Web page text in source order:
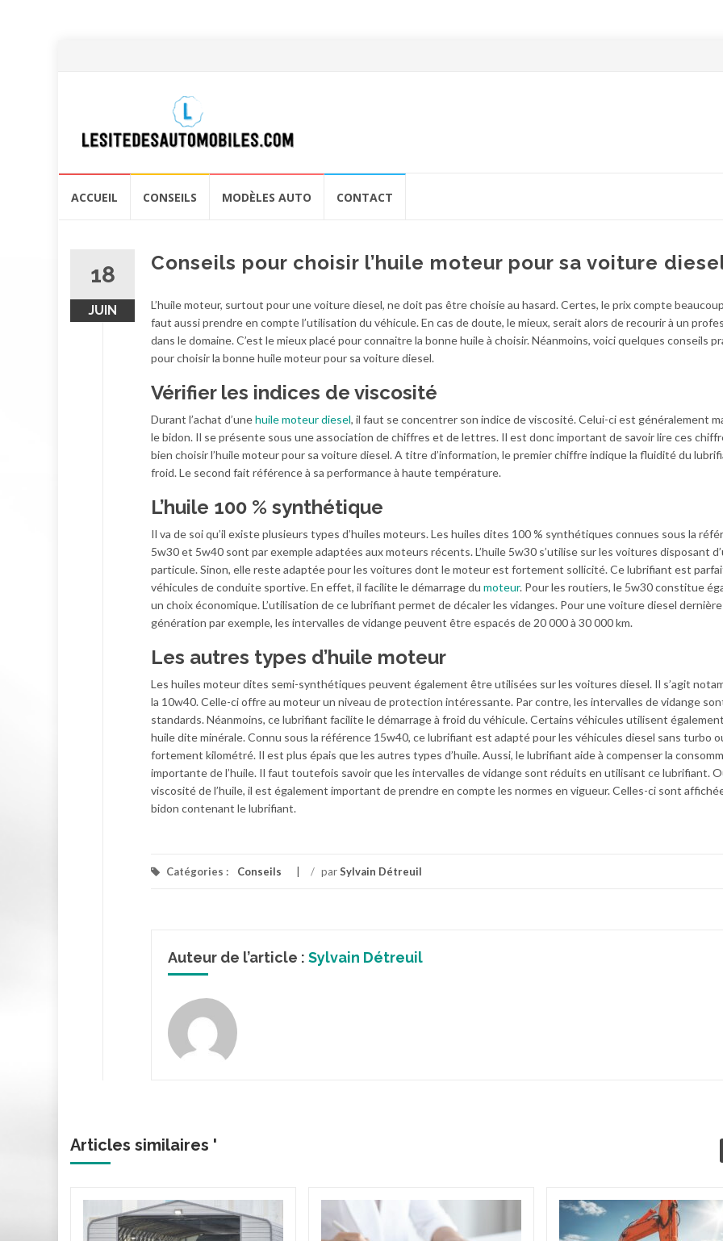
ACCUEIL CONSEILS MODÈLES AUTO CONTACT
18
JUIN
Conseils pour choisir l’huile moteur pour sa voiture
L’huile moteur, surtout pour une voiture diesel, ne doit pas être choisie au hasard. Certes, le prix compte
faut aussi prendre en compte l’utilisation du véhicule. En cas de doute, le mieux, serait alors de recourir à un
dans le domaine. C’est le mieux placé pour connaitre la bonne huile à choisir. Néanmoins, voici quelques conseils
pour choisir la bonne huile moteur pour sa voiture diesel.
Vérifier les indices de viscosité
Durant l’achat d’unehuile moteur diesel, il faut se concentrer son indice de viscosité. Celui-ci est généralement
le bidon. Il se présente sous une association de chiffres et de lettres. Il est donc important de savoir lire ces
bien choisir l’huile moteur pour sa voiture diesel. A titre d’information, le premier chiffre indique la fluidité du
froid. Le second fait référence à sa performance à haute température.
L’huile 100 % synthétique
Il va de soi qu’il existe plusieurs types d’huiles moteurs. Les huiles dites 100 % synthétiques connues sous la
5w30 et 5w40 sont par exemple adaptées aux moteurs récents. L’huile 5w30 s’utilise sur les voitures disposant
particule. Sinon, elle reste adaptée pour les voitures dont le moteur est fortement sollicité. Ce lubrifiant est
véhicules de conduite sportive. En effet, il facilite le démarrage du moteur. Pour les routiers, le 5w30 constitue
un choix économique. L’utilisation de ce lubrifiant permet de décaler les vidanges. Pour une voiture diesel dernière
génération par exemple, les intervalles de vidange peuvent être espacés de 20 000 à 30 000 km.
Les autres types d’huile moteur
Les huiles moteur dites semi-synthétiques peuvent également être utilisées sur les voitures diesel. Il s’agit
la 10w40. Celle-ci offre au moteur un niveau de protection intéressante. Par contre, les intervalles de vidange
standards. Néanmoins, ce lubrifiant facilite le démarrage à froid du véhicule. Certains véhicules utilisent
huile dite minérale. Connu sous la référence 15w40, ce lubrifiant est adapté pour les véhicules diesel sans turbo
fortement kilométré. Il est plus épais que les autres types d’huile. Aussi, le lubrifiant aide à compenser la
importante de l’huile. Il faut toutefois savoir que les intervalles de vidange sont réduits en utilisant ce lubrifiant.
viscosité de l’huile, il est également important de prendre en compte les normes en vigueur. Celles-ci sont
bidon contenant le lubrifiant.
Catégories : Conseils / parSylvain Détreuil
Auteur de l’article : Sylvain Détreuil
Articles similaires '